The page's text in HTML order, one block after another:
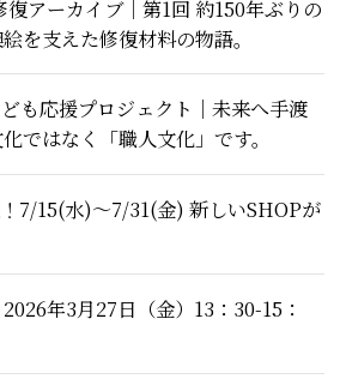
アーカイブ｜第1回 約150年ぶりの
を支えた修復材料の物語。
も応援プロジェクト｜未来へ手渡
ではなく「職人文化」です。
7/15(水)～7/31(金) 新しいSHOPが
年3月27日（金）13：30-15：